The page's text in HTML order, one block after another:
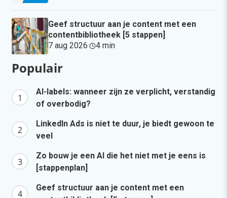
Geef structuur aan je content met een
contentbibliotheek [5 stappen]
7 aug 2026· 4 min·
Populair
AI-labels: wanneer zijn ze verplicht, verstandig
of overbodig?
LinkedIn Ads is niet te duur, je biedt gewoon te
veel
Zo bouw je een AI die het niet met je eens is
[stappenplan]
Geef structuur aan je content met een